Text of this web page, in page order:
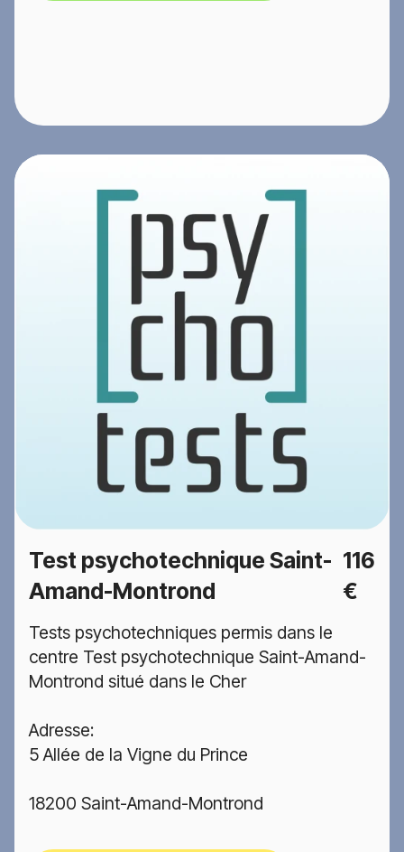
Test psychotechnique Saint-
Amand-Montrond
116
€
Tests psychotechniques permis dans le
centre Test psychotechnique Saint-Amand-
Montrond situé dans le Cher
Adresse:
5 Allée de la Vigne du Prince
18200 Saint-Amand-Montrond